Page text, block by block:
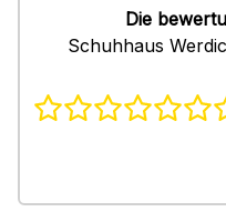
Die
Schuhhaus